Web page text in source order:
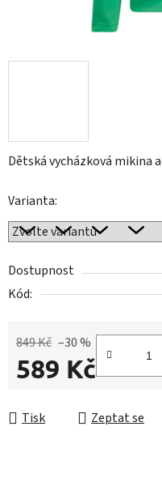
Dětská vycházková mikina
Varianta:
Dostupnost
Kód:
849 Kč –30 %
589 Kč
Tisk Zeptat se